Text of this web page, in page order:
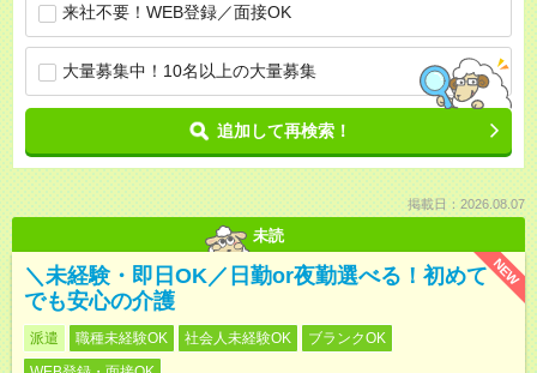
来社不要！WEB登録／面接OK
大量募集中！10名以上の大量募集
追加して再検索！
掲載日：2026.08.07
未読
NEW
＼未経験・即日OK／日勤or夜勤選べる！初めて
でも安心の介護
派遣 職種未経験OK 社会人未経験OK
ブランクOK